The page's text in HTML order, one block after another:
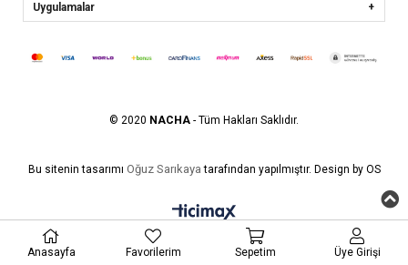
Uygulamalar
© 2020 NACHA - Tüm Hakları Saklıdır.
Bu sitenin tasarımı Oğuz Sarıkaya tarafından yapılmıştır. Design by OS
Anasayfa Favorilerim Sepetim Üye Girişi